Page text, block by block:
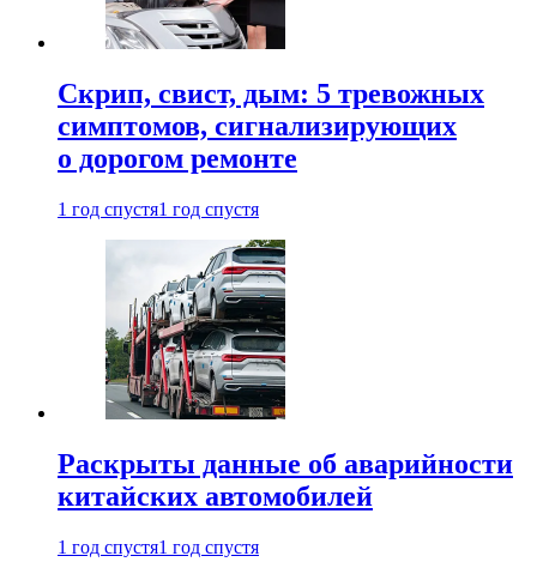
Скрип, свист, дым: 5 тревожных
симптомов, сигнализирующих
о дорогом ремонте
1 год спустя1 год спустя
Раскрыты данные об аварийности
китайских автомобилей
1 год спустя1 год спустя